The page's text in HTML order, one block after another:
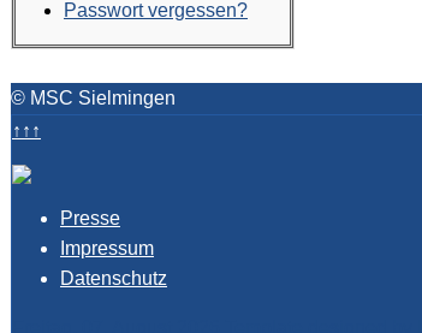
Passwort vergessen?
© MSC Sielmingen
↑↑↑
Presse
Impressum
Datenschutz